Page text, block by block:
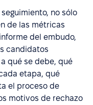
no sólo
de las métricas
del embudo,
candidatos
qué se debe, qué
etapa, qué
el proceso de
motivos de rechazo